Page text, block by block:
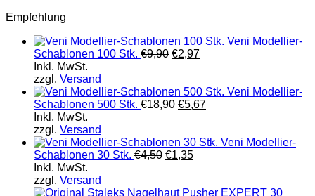
Empfehlung
Veni Modellier-
Schablonen 100 Stk. €9,90 €2,97
Inkl. MwSt.
zzgl. Versand
Veni Modellier-
Schablonen 500 Stk. €18,90 €5,67
Inkl. MwSt.
zzgl. Versand
Veni Modellier-
Schablonen 30 Stk. €4,50 €1,35
Inkl. MwSt.
zzgl. Versand